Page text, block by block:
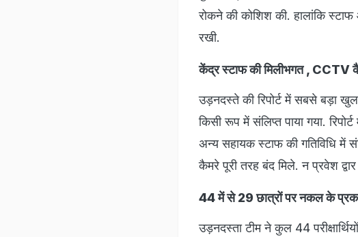
रोकने की कोशिश की. हालांकि स्टाफ
रखी.
केंद्र स्टाफ की मिलीभगत , CCTV
उड़नदस्ते की रिपोर्ट में सबसे बड़ा
किसी रूप में संलिप्त पाया गया.
अन्य सहायक स्टाफ की गतिविधि में
कैमरे पूरी तरह बंद मिले. न प्रवेश
44 में से 29 छात्रों पर नकल के
उड़नदस्ता टीम ने कुल 44